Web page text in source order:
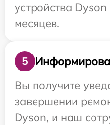
устройства
месяцев.
5
Вы получите
завершении
Dyson, и наш